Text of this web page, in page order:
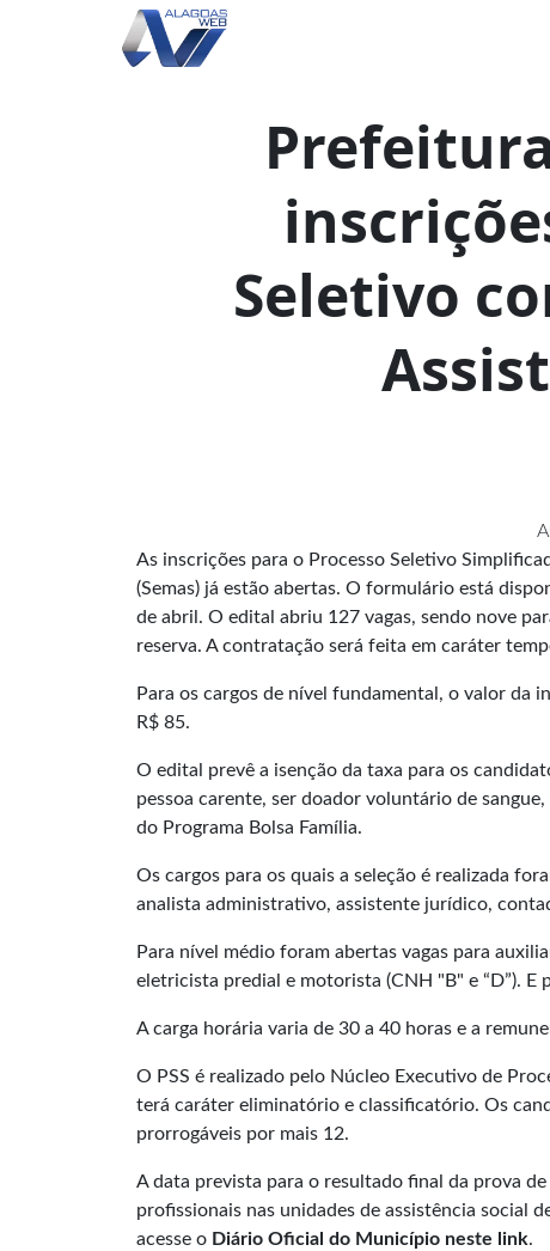
Seletivo
As inscrições para o Processo Seletivo
(Semas) já estão abertas. O formulário está
de abril. O edital abriu 127 vagas, sendo nove
reserva. A contratação será feita em caráter
Para os cargos de nível fundamental, o valor da
R$ 85.
O edital prevê a isenção da taxa para os
pessoa carente, ser doador voluntário de
do Programa Bolsa Família.
Os cargos para os quais a seleção é realizada
analista administrativo, assistente jurídico,
Para nível médio foram abertas vagas para
eletricista predial e motorista (CNH "B" e “D”).
A carga horária varia de 30 a 40 horas e a
O PSS é realizado pelo Núcleo Executivo de
terá caráter eliminatório e classificatório. Os
prorrogáveis por mais 12.
A data prevista para o resultado final da prova
profissionais nas unidades de assistência social
acesse o Diário Oficial do Município neste link.